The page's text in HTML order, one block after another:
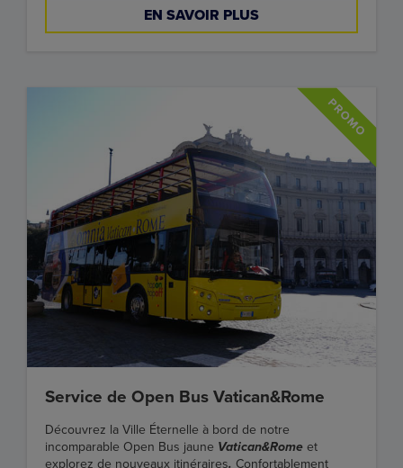
EN SAVOIR PLUS
Service de Open Bus Vatican&Rome
Découvrez la Ville Éternelle à bord de notre
incomparable Open Bus jaune Vatican&Rome et
explorez de nouveaux itinéraires. Confortablement